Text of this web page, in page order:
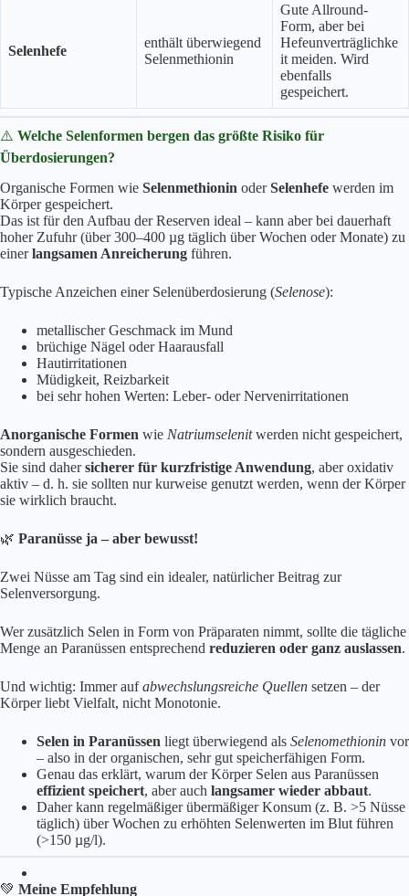
Selenhefe
enthält überwiegend
Selenmethionin
Gute Allround-
Form, aber bei
Hefeunverträglichke
it meiden. Wird
ebenfalls
gespeichert.
⚠️ Welche Selenformen bergen das größte Risiko für
Überdosierungen?
Organische Formen wie Selenmethionin oderSelenhefe werden im
Körper gespeichert.
Das ist für den Aufbau der Reserven ideal – kann aber bei dauerhaft
hoher Zufuhr (über 300–400 µg täglich über Wochen oder Monate) zu
einerlangsamen Anreicherung führen.
Typische Anzeichen einer Selenüberdosierung (Selenose):
metallischer Geschmack im Mund
brüchige Nägel oder Haarausfall
Hautirritationen
Müdigkeit, Reizbarkeit
bei sehr hohen Werten: Leber- oder Nervenirritationen
Anorganische Formen wie Natriumselenitwerden nicht gespeichert,
sondern ausgeschieden.
Sie sind dahersicherer für kurzfristige Anwendung, aber oxidativ
aktiv – d. h. sie sollten nur kurweise genutzt werden, wenn der Körper
sie wirklich braucht.
🌿 Paranüsse ja – aber bewusst!
Zwei Nüsse am Tag sind ein idealer, natürlicher Beitrag zur
Selenversorgung.
Wer zusätzlich Selen in Form von Präparaten nimmt, sollte die tägliche
Menge an Paranüssen entsprechend reduzieren oder ganz auslassen.
Und wichtig: Immer aufabwechslungsreiche Quellen setzen – der
Körper liebt Vielfalt, nicht Monotonie.
Selen in Paranüssen liegt überwiegend als Selenomethionin vor
– also in der organischen, sehr gut speicherfähigen Form.
Genau das erklärt, warum der Körper Selen aus Paranüssen
effizient speichert, aber auch langsamer wieder abbaut.
Daher kann regelmäßiger übermäßiger Konsum (z. B. >5 Nüsse
täglich) über Wochen zu erhöhten Selenwerten im Blut führen
(>150 µg/l).
💚 Meine Empfehlung